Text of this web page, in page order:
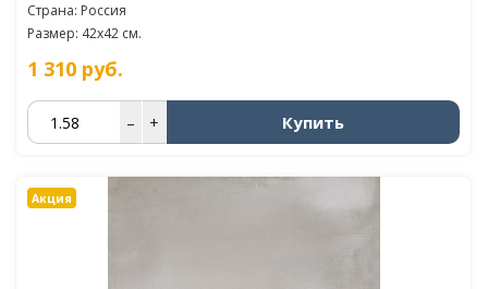
Страна: Россия
Размер: 42x42 см.
1 310 руб.
– + Купить
Акция